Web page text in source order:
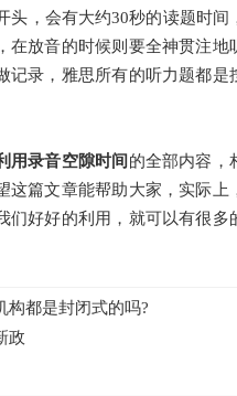
，会有大约30秒的读题时间
在放音的时候则要全神贯注地
记录，雅思所有的听力题都是
用录音空隙时间 的全部内容，
这篇文章能帮助大家，实际上
们好好的利用，就可以有很多
构都是封闭式的吗?
政